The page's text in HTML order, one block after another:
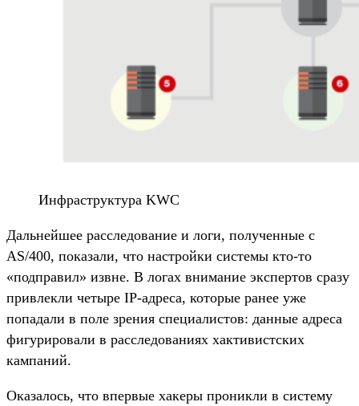
Инфраструктура KWC
Дальнейшее расследование и логи, полученные с
AS/400, показали, что настройки системы кто-то
«подправил» извне. В логах внимание экспертов сразу
привлекли четыре IP-адреса, которые ранее уже
попадали в поле зрения специалистов: данные адреса
фигурировали в расследованиях хактивистских
кампаний.
Оказалось, что впервые хакеры проникли в систему